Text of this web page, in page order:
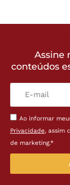
Assine
conteúdos
Ao informar
Privacidade, assim
de marketing.*